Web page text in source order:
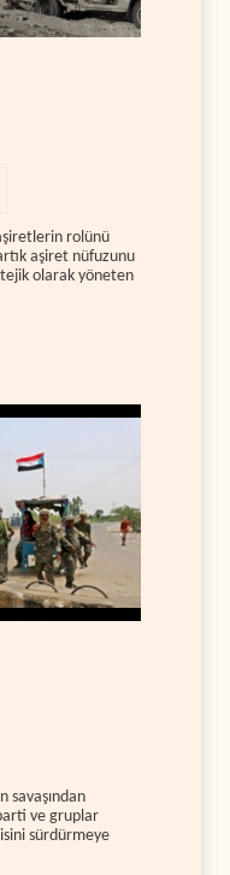
rolünü
aşiret nüfuzunu
olarak yöneten
savaşından
ve gruplar
sürdürmeye